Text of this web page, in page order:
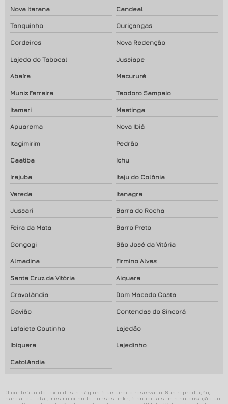
Nova Itarana Candeal
Tanquinho Ouriçangas
Cordeiros Nova Redenção
Lajedo do Tabocal Jussiape
Abaíra Macururé
Muniz Ferreira Teodoro Sampaio
Itamari Maetinga
Apuarema Nova Ibiá
Itagimirim Pedrão
Caatiba Ichu
Irajuba Itaju do Colônia
Vereda Itanagra
Jussari Barra do Rocha
Feira da Mata Barro Preto
Gongogi São José da Vitória
Almadina Firmino Alves
Santa Cruz da Vitória Aiquara
Cravolândia Dom Macedo Costa
Gavião Contendas do Sincorá
Lafaiete Coutinho Lajedão
Ibiquera Lajedinho
Catolândia
O conteúdo do texto desta página é de direito reservado. Sua reprodução,
parcial ou total, mesmo citando nossos links, é proibida sem a autorização do